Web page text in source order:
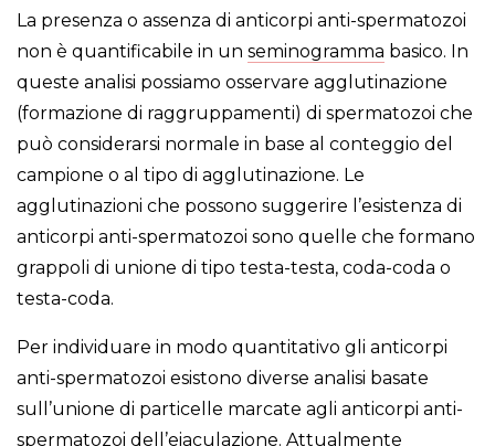
La presenza o assenza di anticorpi anti-spermatozoi
non è quantificabile in un seminogramma basico. In
queste analisi possiamo osservare agglutinazione
(formazione di raggruppamenti) di spermatozoi che
può considerarsi normale in base al conteggio del
campione o al tipo di agglutinazione. Le
agglutinazioni che possono suggerire l’esistenza di
anticorpi anti-spermatozoi sono quelle che formano
grappoli di unione di tipo testa-testa, coda-coda o
testa-coda.
Per individuare in modo quantitativo gli anticorpi
anti-spermatozoi esistono diverse analisi basate
sull’unione di particelle marcate agli anticorpi anti-
spermatozoi dell’eiaculazione. Attualmente